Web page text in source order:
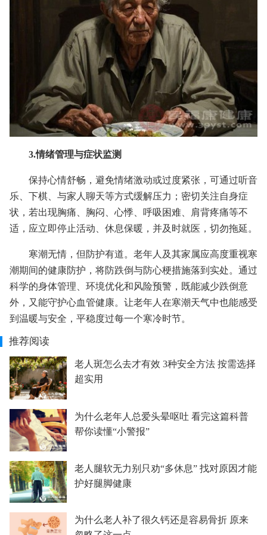
3.情绪管理与症状监测
保持心情舒畅，避免情绪激动或过度紧张，可通过听音
乐、下棋、与家人聊天等方式缓解压力；密切关注自身症
状，若出现胸痛、胸闷、心悸、呼吸困难、肩背疼痛等不
适，应立即停止活动、休息保暖，并及时就医，切勿拖延。
寒潮无情，但防护有道。老年人及其家属应高度重视寒
潮期间的健康防护，将防跌倒与防心梗措施落到实处。通过
科学的身体管理、环境优化和风险预警，既能减少跌倒意
外，又能守护心血管健康。让老年人在寒潮天气中也能感受
到温暖与安全，平稳度过每一个寒冷时节。
推荐阅读
老人斑怎么去才有效 3种安全方法 按需选择
超实用
为什么老年人总爱头晕呕吐 看完这篇科普
帮你读懂“小警报”
老人腿软无力别只劝“多休息” 找对原因才能
护好腿脚健康
为什么老人补了很久钙还是容易骨折 原来